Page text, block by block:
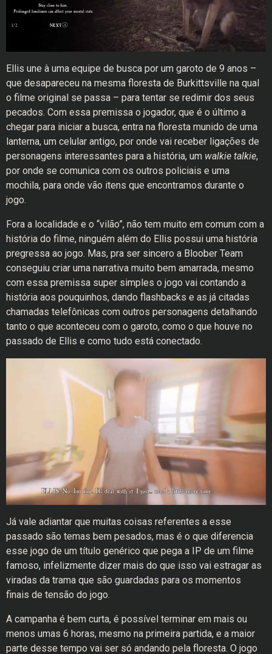
Ellis une à uma equipe de busca por um garoto de 9 anos –
que desapareceu na mesma floresta de Burkittsville na qual
o filme original se passa – para tentar se redimir dos seus
pecados. Com essa premissa o jogador, que é o último a
chegar para iniciar a busca, entra na floresta munido de uma
lanterna, um celular antigo, por onde vai receber ligações de
personagens interessantes para a história, um walkie talkie,
por onde se comunica com os outros policiais e uma
mochila, para onde vão itens que encontramos durante o
jogo.
Fora a localidade e o “vilão”, não tem muito em comum com a
história do filme, ninguém além do Ellis possui uma história
pregressa ao jogo. Mas, pra ser sincero a Bloober Team
conseguiu criar uma narrativa muito bem amarrada, mesmo
com essa premissa super simples o jogo vai contando a
história aos pouquinhos, dando flashbacks e as já citadas
chamadas telefônicas com outros personagens detalhando
tanto o que aconteceu com o garoto, como o que houve no
passado de Ellis e como tudo está conectado.
Já vale adiantar que muitas coisas referentes a esse
passado são temas bem pesados, mas é o que diferencia
esse jogo de um título genérico que pega a IP de um filme
famoso, infelizmente dizer mais do que isso vai estragar as
viradas da trama que são guardadas para os momentos
finais de tensão do jogo.
A campanha é bem curta, é possível terminar em mais ou
menos umas 6 horas, mesmo na primeira partida, e a maior
parte desse tempo vai ser só andando pela floresta. O jogo